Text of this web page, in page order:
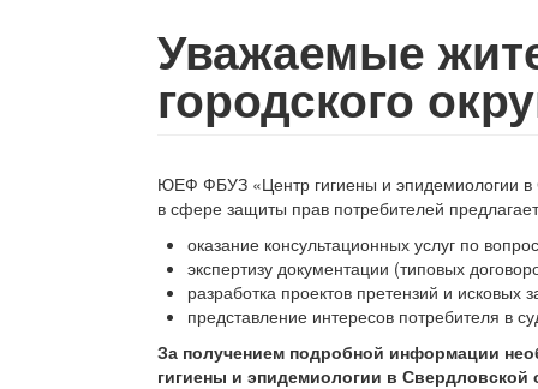
Уважаемые
городского
ЮЕФ ФБУЗ «Центр гигиены и эпидемиологии в
в сфере защиты прав потребителей
оказание консультационных услуг по
экспертизу документации (типовых
разработка проектов претензий и исковых
представление интересов потребителя в
За получением подробной информации
гигиены и эпидемиологии в Свердловской